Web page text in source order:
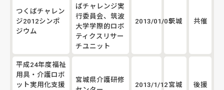
つくばチャレン
ジ2012シンポ
ジウム
ばチャレンジ実
行委員会、筑波
大学学際的ロボ
ティクスリサー
チユニット
2013/01/05茨城 共催
平成24年度福祉
用具・介護ロボ
ット実用化支援
宮城県介護研修
2013/1/12 宮城 後援